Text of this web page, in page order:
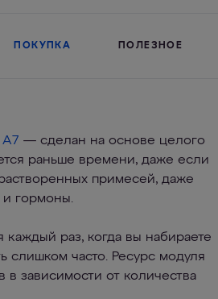
ПОКУПКА ПОЛЕЗНОЕ
A7 — сделан на основе целого
раньше времени, даже если
примесей, даже
и гормоны.
раз, когда вы набираете
слишком часто. Ресурс модуля
зависимости от количества